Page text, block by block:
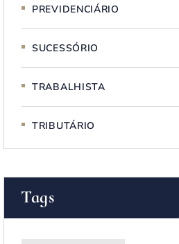
PREVIDENCIÁRIO
SUCESSÓRIO
TRABALHISTA
TRIBUTÁRIO
Tags